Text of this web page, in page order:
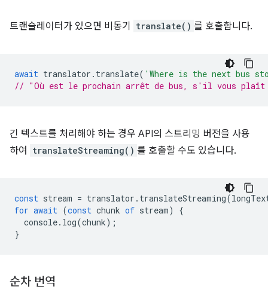
트랜슬레이터가 있으면 비동기 translate() 를 호출합니다.
await translator . translate( 'Where is the next bus
// "Où est le prochain arrêt de bus, s'il vous
긴 텍스트를 처리해야 하는 경우 API의 스트리밍 버전을 사용
하여
translateStreaming() 를 호출할 수도 있습니다.
const stream = translator . translateStreaming(
for await (const chunk of stream)
{
console. log(chunk);
}
순차 번역